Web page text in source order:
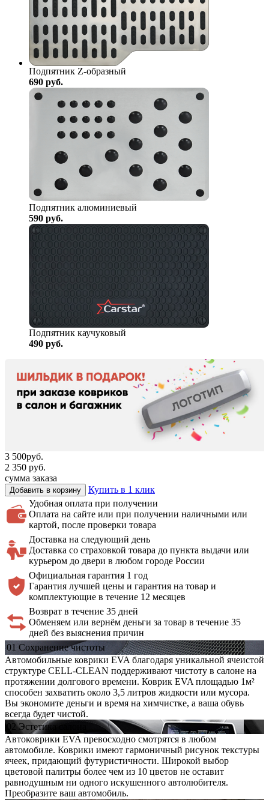
Подпятник Z-образный
690 руб.
Подпятник алюминиевый
590 руб.
Подпятник каучуковый
490 руб.
3 500руб.
2 350 руб.
сумма заказа
Добавить в корзину
Купить в 1 клик
Удобная оплата при получении
Оплата на сайте или при получении наличными или
картой, после проверки товара
Доставка на следующий день
Доставка со страховкой товара до пункта выдачи или
курьером до двери в любом городе России
Официальная гарантия 1 год
Гарантия лучшей цены и гарантия на товар и
комплектующие в течение 12 месяцев
Возврат в течение 35 дней
Обменяем или вернём деньги за товар в течение 35
дней без выяснения причин
01 Сохранение чистоты
Автомобильные коврики EVA благодаря уникальной ячеистой
структуре CELL-CLEAN поддерживают чистоту в салоне на
протяжении долгового времени. Коврик EVA площадью 1м²
способен захватить около 3,5 литров жидкости или мусора.
Вы экономите деньги и время на химчистке, а ваша обувь
всегда будет чистой.
02 Эстетика
Автоковрики EVA превосходно смотрятся в любом
автомобиле. Коврики имеют гармоничный рисунок текстуры
ячеек, придающий футуристичности. Широкой выбор
цветовой палитры более чем из 10 цветов не оставит
равнодушным ни одного искушенного автолюбителя.
Преобразите ваш автомобиль.